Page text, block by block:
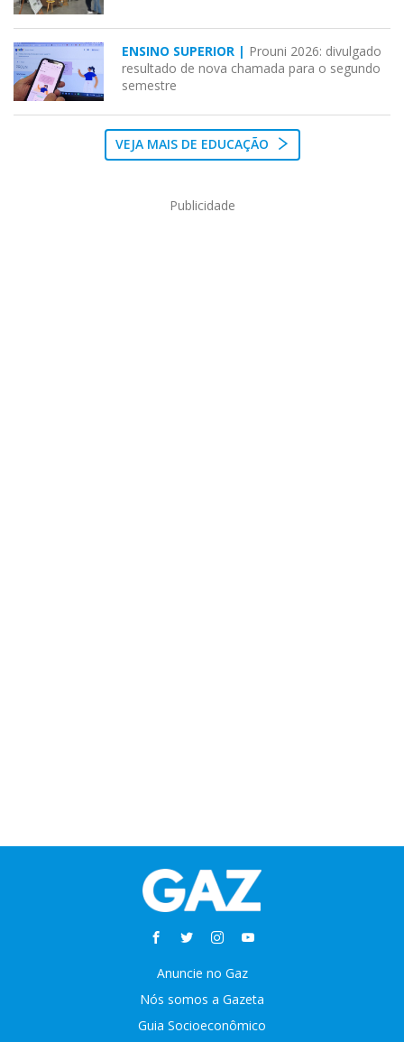
ENSINO SUPERIOR | Prouni 2026: divulgado
resultado de nova chamada para o segundo
semestre
VEJA MAIS DE EDUCAÇÃO
Publicidade
Anuncie no Gaz
Nós somos a Gazeta
Guia Socioeconômico